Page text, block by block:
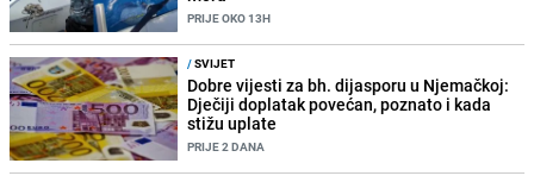
PRIJE OKO 13H
/SVIJET
Dobre vijesti za bh. dijasporu u Njemačkoj:
Dječiji doplatak povećan, poznato i kada
stižu uplate
PRIJE 2 DANA